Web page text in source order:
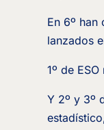
En 6º
lanzados
1º de
Y 2º y 3º